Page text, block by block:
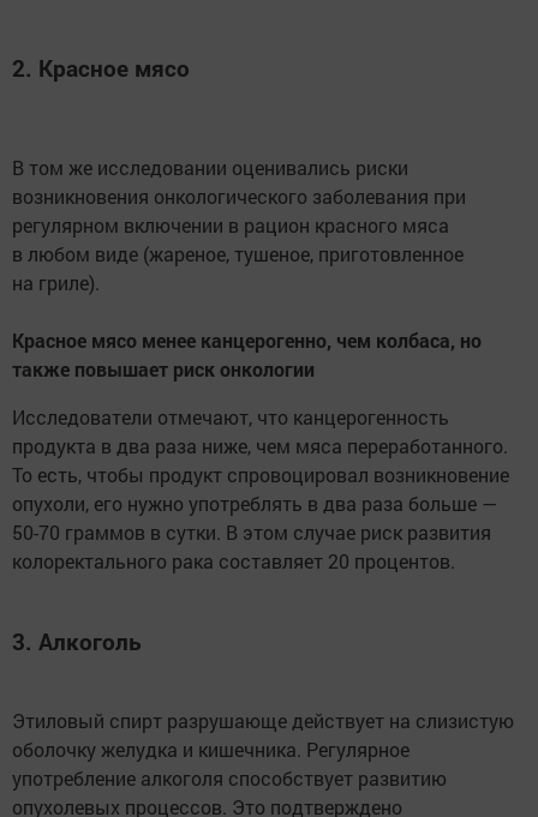
2. Красное мясо
В том же исследовании оценивались риски
возникновения онкологического заболевания при
регулярном включении в рацион красного мяса
в любом виде (жареное, тушеное, приготовленное
на гриле).
Красное мясо менее канцерогенно, чем колбаса, но
также повышает риск онкологии
Исследователи отмечают, что канцерогенность
продукта в два раза ниже, чем мяса переработанного.
То есть, чтобы продукт спровоцировал возникновение
опухоли, его нужно употреблять в два раза больше —
50-70 граммов в сутки. В этом случае риск развития
колоректального рака составляет 20 процентов.
3. Алкоголь
Этиловый спирт разрушающе действует на слизистую
оболочку желудка и кишечника. Регулярное
употребление алкоголя способствует развитию
опухолевых процессов. Это подтверждено